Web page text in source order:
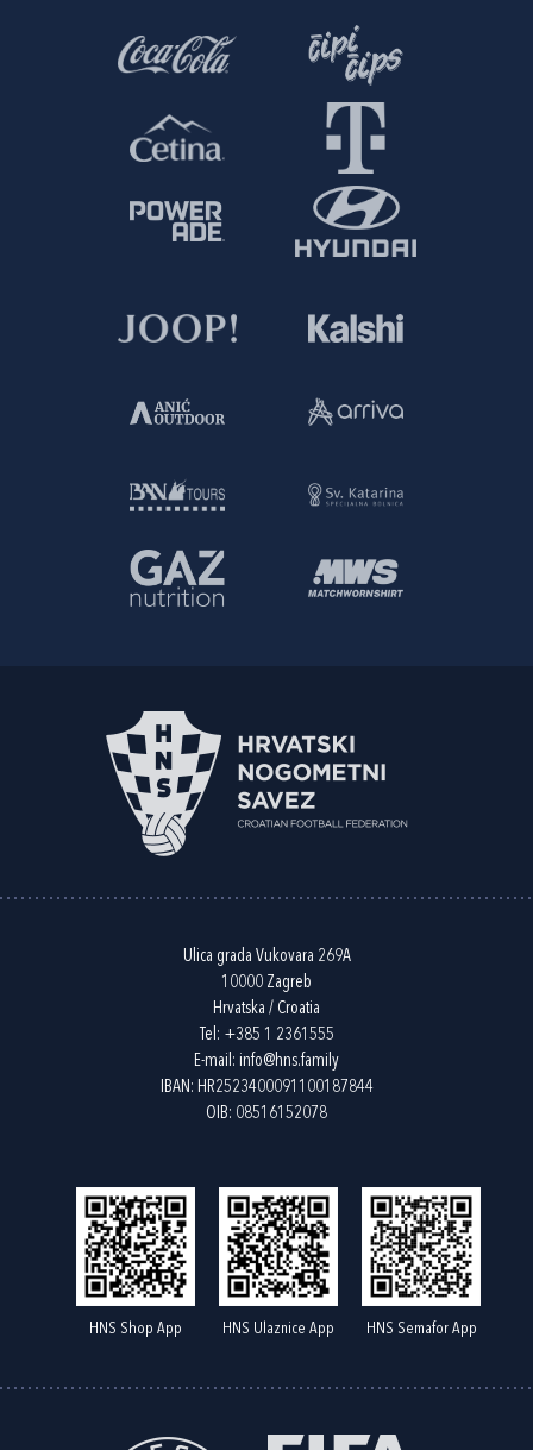
Ulica grada Vukovara 269A
10000 Zagreb
Hrvatska / Croatia
Tel: +385 1 2361555
E-mail: info@hns.family
IBAN: HR2523400091100187844
OIB: 08516152078
HNS Shop App HNS Ulaznice App HNS Semafor App